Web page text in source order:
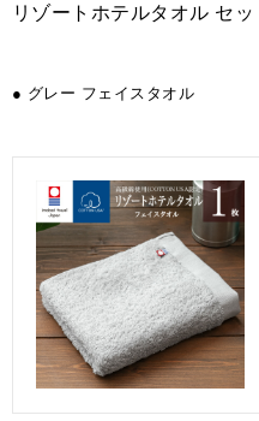
リゾートホテルタオル セッ
● グレー フェイスタオル